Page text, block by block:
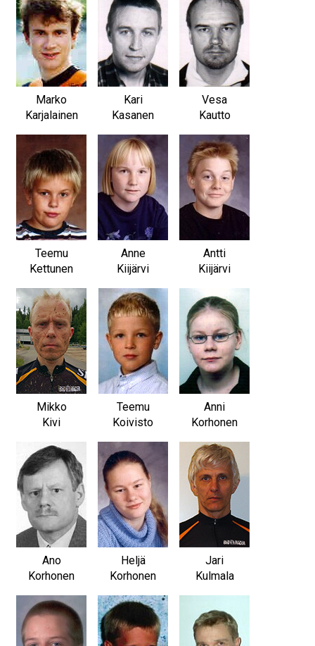
Marko
Karjalainen
Kari
Kasanen
Vesa
Kautto
Teemu
Kettunen
Anne
Kiijärvi
Antti
Kiijärvi
Mikko
Kivi
Teemu
Koivisto
Anni
Korhonen
Ano
Korhonen
Heljä
Korhonen
Jari
Kulmala